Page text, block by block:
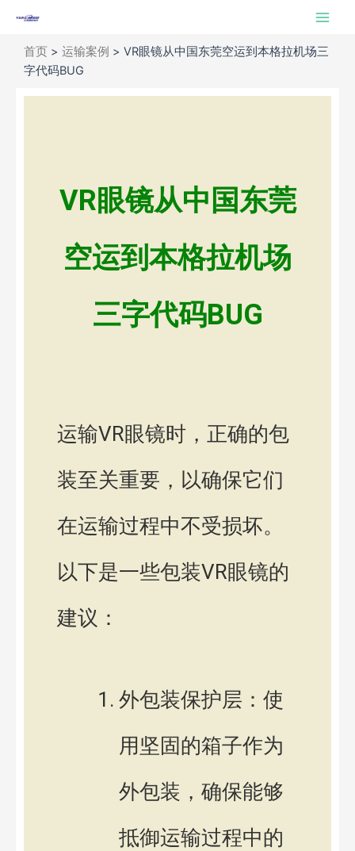
Main
首页 > 运输案例 > VR眼镜从中国东莞空运到本格拉机场三
字代码BUG
VR眼镜从中国东莞
空运到本格拉机场
三字代码BUG
运输VR眼镜时，正确的包
装至关重要，以确保它们
在运输过程中不受损坏。
以下是一些包装VR眼镜的
建议：
外包装保护层：使
用坚固的箱子作为
外包装，确保能够
抵御运输过程中的